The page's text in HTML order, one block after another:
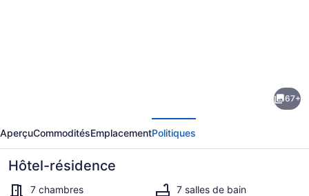
Macon
Secluded
Lakefront
Paradise
67+
AperçuCommoditésEmplacementPolitiques
Hôtel-résidence
7 chambres 7 salles de bain